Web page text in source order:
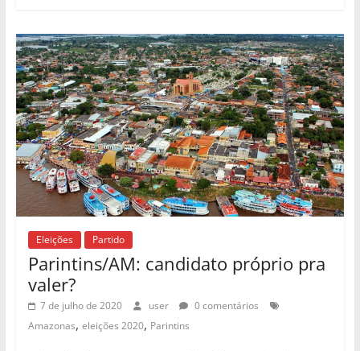
Eleições Partido
Parintins/AM: candidato próprio pra
valer?
7 de julho de 2020 user
0 comentários
Amazonas, eleições 2020, Parintins